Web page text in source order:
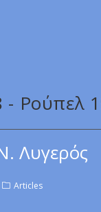
- Ρούπελ
Λυγερός
Articles